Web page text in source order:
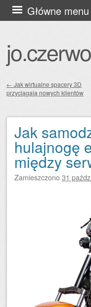
Główne menu
Przejdź
do
Zobacz wpisy
← Jak wirtualne spacery 3D
przyciągają nowych klientów
Jak
hulajnogę
między
Zamieszczono31